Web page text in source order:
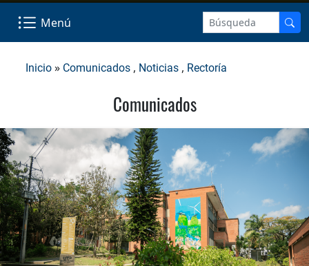
Menú
Inicio » Comunicados , Noticias , Rectoría
Comunicados